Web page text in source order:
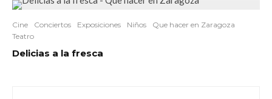
Cine Conciertos Exposiciones Niños
Que hacer en Zaragoza
Teatro
Delicias a la fresca